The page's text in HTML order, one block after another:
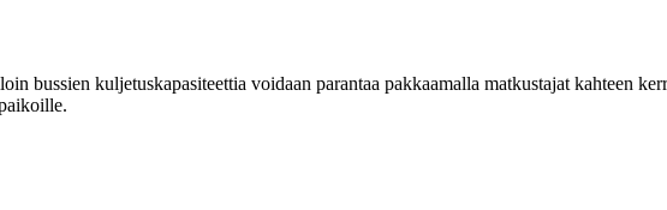
bussien kuljetuskapasiteettia voidaan parantaa pakkaamalla matkustajat kahteen